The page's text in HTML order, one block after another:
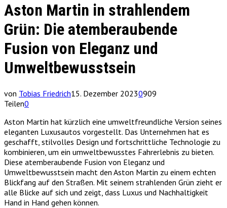
Aston Martin in strahlendem
Grün: Die atemberaubende
Fusion von Eleganz und
Umweltbewusstsein
von Tobias Friedrich15. Dezember 20230909
Teilen0
Aston Martin hat kürzlich eine umweltfreundliche Version seines
eleganten Luxusautos vorgestellt. Das Unternehmen hat es
geschafft, stilvolles Design und fortschrittliche Technologie zu
kombinieren, um ein umweltbewusstes Fahrerlebnis zu bieten.
Diese atemberaubende Fusion von Eleganz und
Umweltbewusstsein macht den Aston Martin zu einem echten
Blickfang auf den Straßen. Mit seinem strahlenden Grün zieht er
alle Blicke auf sich und zeigt, dass Luxus und Nachhaltigkeit
Hand in Hand gehen können.